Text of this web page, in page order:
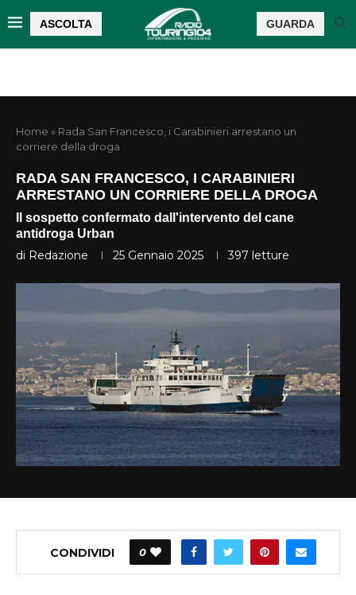
ASCOLTA GUARDA
Home » Rada San Francesco, i Carabinieri arrestano un
corriere della droga
RADA SAN FRANCESCO, I CARABINIERI
ARRESTANO UN CORRIERE DELLA DROGA
Il sospetto confermato dall'intervento del cane
antidroga Urban
di Redazione 25 Gennaio 2025 397 letture
CONDIVIDI 0